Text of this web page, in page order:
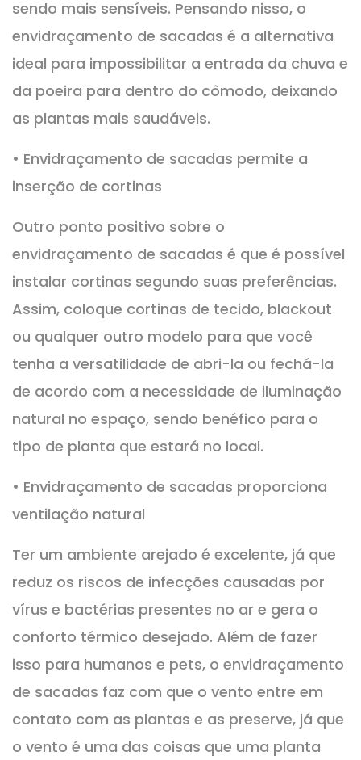
sendo mais sensíveis. Pensando nisso, o
envidraçamento de sacadas é a alternativa
ideal para impossibilitar a entrada da chuva e
da poeira para dentro do cômodo, deixando
as plantas mais saudáveis.
• Envidraçamento de sacadas permite a
inserção de cortinas
Outro ponto positivo sobre o
envidraçamento de sacadas é que é possível
instalar cortinas segundo suas preferências.
Assim, coloque cortinas de tecido, blackout
ou qualquer outro modelo para que você
tenha a versatilidade de abri-la ou fechá-la
de acordo com a necessidade de iluminação
natural no espaço, sendo benéfico para o
tipo de planta que estará no local.
• Envidraçamento de sacadas proporciona
ventilação natural
Ter um ambiente arejado é excelente, já que
reduz os riscos de infecções causadas por
vírus e bactérias presentes no ar e gera o
conforto térmico desejado. Além de fazer
isso para humanos e pets, o envidraçamento
de sacadas faz com que o vento entre em
contato com as plantas e as preserve, já que
o vento é uma das coisas que uma planta